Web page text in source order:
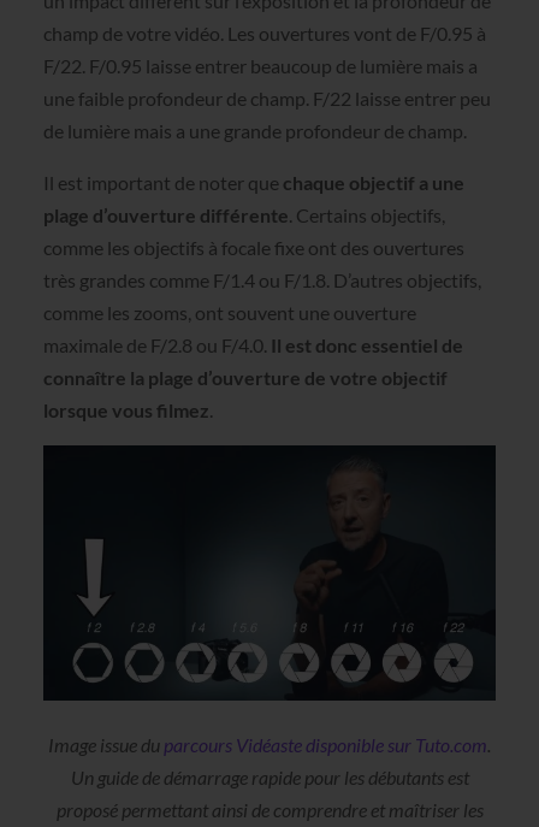
champ de votre vidéo. Les ouvertures vont de F/0.95 à
F/22. F/0.95 laisse entrer beaucoup de lumière mais a
une faible profondeur de champ. F/22 laisse entrer peu
de lumière mais a une grande profondeur de champ.
Il est important de noter que chaque objectif a une
plage d’ouverture différente. Certains objectifs,
comme les objectifs à focale fixe ont des ouvertures
très grandes comme F/1.4 ou F/1.8. D’autres objectifs,
comme les zooms, ont souvent une ouverture
maximale de F/2.8 ou F/4.0. Il est donc essentiel de
connaître la plage d’ouverture de votre objectif
lorsque vous filmez.
Image issue du parcours Vidéaste disponible sur Tuto.com.
Un guide de démarrage rapide pour les débutants est
proposé permettant ainsi de comprendre et maîtriser les